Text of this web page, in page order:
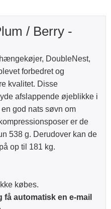
/ Berry -
DoubleNest,
forbedret og
kvalitet. Disse
afslappende øjeblikke i
god nats søvn om
er de
538 g. Derudover kan de
op til 181 kg.
købes.
automatisk en e-mail